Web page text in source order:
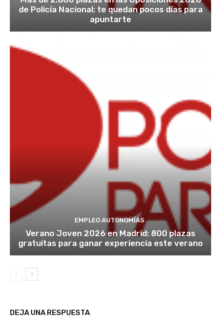
de Policía Nacional: te quedan pocos días para
apuntarte
EMPLEO AUTONOMÍAS
Verano Joven 2026 en Madrid: 800 plazas
gratuitas para ganar experiencia este verano
DEJA UNA RESPUESTA